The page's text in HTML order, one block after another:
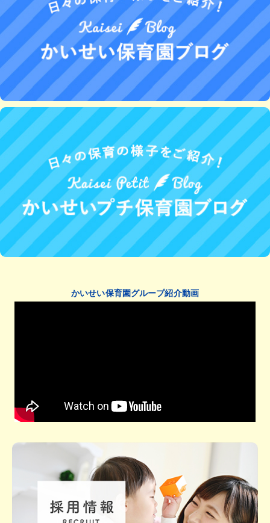
かいせい保育園グループ紹介動画